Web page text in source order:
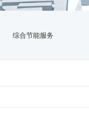
综合节能服务